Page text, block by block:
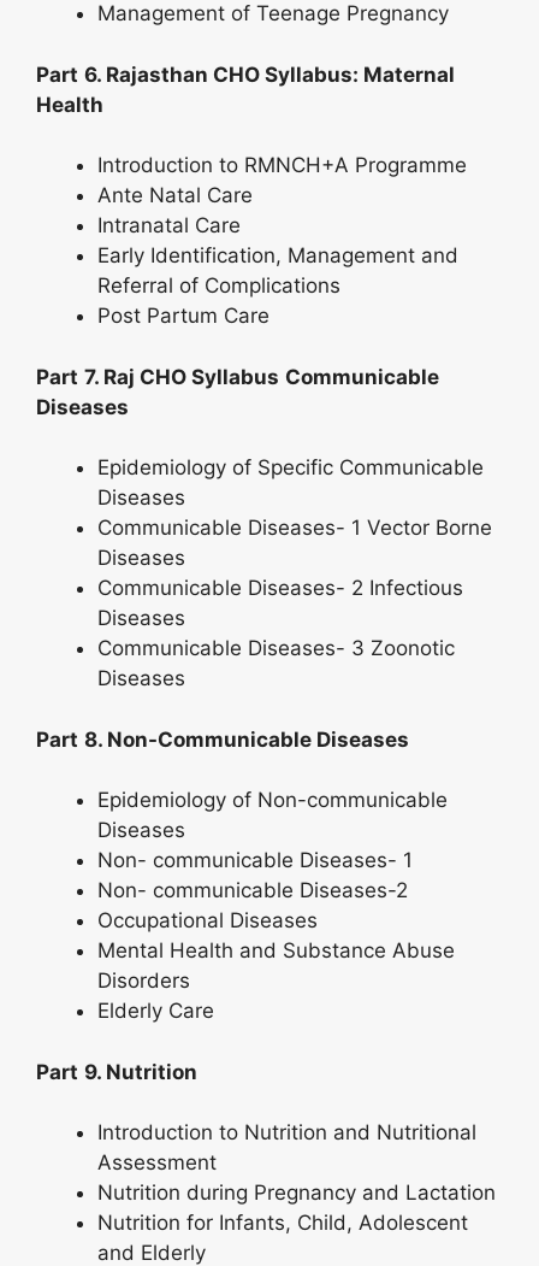
Management of Teenage Pregnancy
Part 6. Rajasthan CHO Syllabus: Maternal
Health
Introduction to RMNCH+A Programme
Ante Natal Care
Intranatal Care
Early Identification, Management and
Referral of Complications
Post Partum Care
Part 7. Raj CHO Syllabus Communicable
Diseases
Epidemiology of Specific Communicable
Diseases
Communicable Diseases- 1 Vector Borne
Diseases
Communicable Diseases- 2 Infectious
Diseases
Communicable Diseases- 3 Zoonotic
Diseases
Part 8. Non-Communicable Diseases
Epidemiology of Non-communicable
Diseases
Non- communicable Diseases- 1
Non- communicable Diseases-2
Occupational Diseases
Mental Health and Substance Abuse
Disorders
Elderly Care
Part 9. Nutrition
Introduction to Nutrition and Nutritional
Assessment
Nutrition during Pregnancy and Lactation
Nutrition for Infants, Child, Adolescent
and Elderly